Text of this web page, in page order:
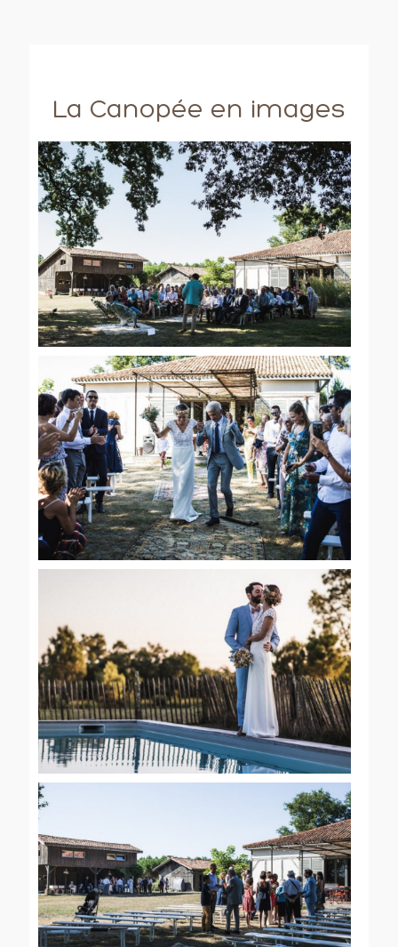
La Canopée en images